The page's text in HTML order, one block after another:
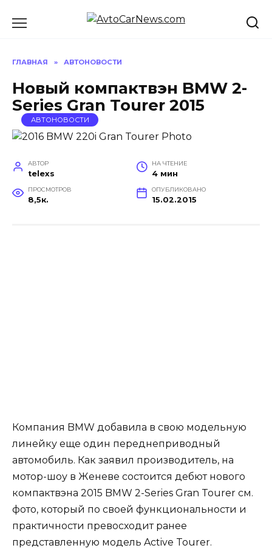
ГЛАВНАЯ » АВТОНОВОСТИ
Новый компактвэн BMW 2-
Series Gran Tourer 2015
АВТОНОВОСТИ
АВТОР
telexs
НА ЧТЕНИЕ
4 мин
ПРОСМОТРОВ
8,5к.
ОПУБЛИКОВАНО
15.02.2015
Компания BMW добавила в свою модельную
линейку еще один переднеприводный
автомобиль. Как заявил производитель, на
мотор-шоу в Женеве состоится дебют нового
компактвэна 2015 BMW 2-Series Gran Tourer см.
фото, который по своей функциональности и
практичности превосходит ранее
представленную модель Active Tourer.